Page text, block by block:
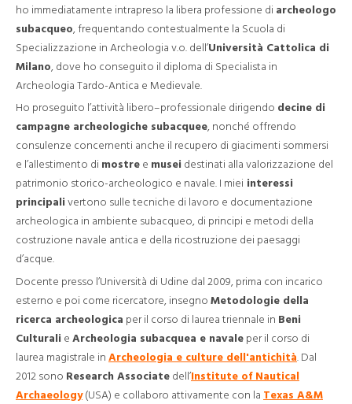
ho immediatamente intrapreso la libera professione di archeologo
subacqueo, frequentando contestualmente la Scuola di
Specializzazione in Archeologia v.o. dell’Università Cattolica di
Milano, dove ho conseguito il diploma di Specialista in
Archeologia Tardo-Antica e Medievale.
Ho proseguito l’attività libero–professionale dirigendo decine di
campagne archeologiche subacquee, nonché offrendo
consulenze concernenti anche il recupero di giacimenti sommersi
e l’allestimento di mostre e musei destinati alla valorizzazione del
patrimonio storico-archeologico e navale. I miei interessi
principali vertono sulle tecniche di lavoro e documentazione
archeologica in ambiente subacqueo, di principi e metodi della
costruzione navale antica e della ricostruzione dei paesaggi
d’acque.
Docente presso l’Università di Udine dal 2009, prima con incarico
esterno e poi come ricercatore, insegno Metodologie della
ricerca archeologica per il corso di laurea triennale in Beni
Culturali e Archeologia subacquea e navale per il corso di
laurea magistrale in Archeologia e culture dell'antichità. Dal
2012 sono Research Associate dell’Institute of Nautical
Archaeology(USA) e collaboro attivamente con la Texas A&M